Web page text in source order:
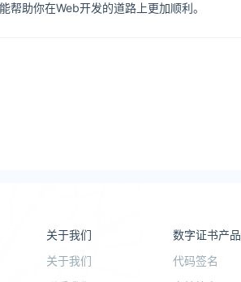
助你在Web开发的道路上更加顺利。
关于我们
关于我们
数字证书产品
代码签名